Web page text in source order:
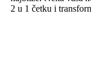
2 u 1 četku i